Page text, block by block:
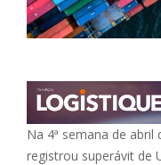
Na 4ª semana de abril
registrou superávit de